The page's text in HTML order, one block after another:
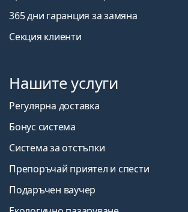
365 дни гаранция за замяна
Секция клиенти
Нашите услуги
Регулярна доставка
Бонус система
Система за отстъпки
Препоръчай приятел и спести
Подаръчен ваучер